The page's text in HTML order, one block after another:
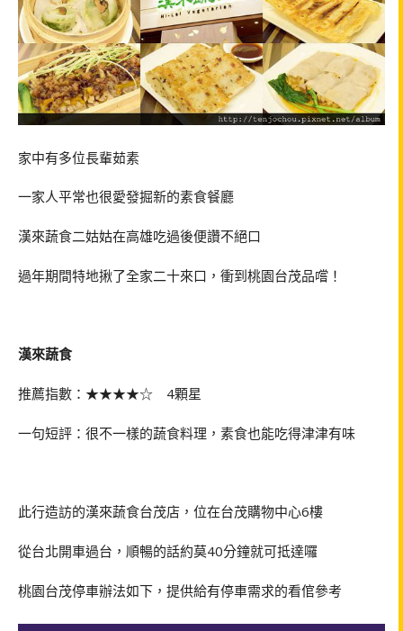
家中有多位長輩茹素
一家人平常也很愛發掘新的素食餐廳
漢來蔬食二姑姑在高雄吃過後便讚不絕口
過年期間特地揪了全家二十來口，衝到桃園台茂品嚐！
漢來蔬食
推薦指數：★★★★☆ 4顆星
一句短評：很不一樣的蔬食料理，素食也能吃得津津有味
此行造訪的漢來蔬食台茂店，位在台茂購物中心6樓
從台北開車過台，順暢的話約莫40分鐘就可抵達囉
桃園台茂停車辦法如下，提供給有停車需求的看倌參考